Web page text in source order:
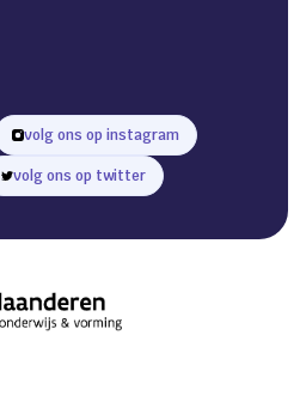
volg ons op instagram
volg ons op twitter